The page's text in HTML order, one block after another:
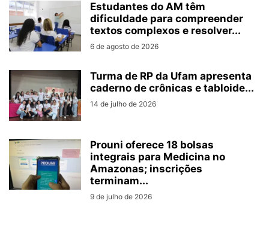
Estudantes do AM têm
dificuldade para compreender
textos complexos e resolver...
6 de agosto de 2026
Turma de RP da Ufam apresenta
caderno de crônicas e tabloide...
14 de julho de 2026
Prouni oferece 18 bolsas
integrais para Medicina no
Amazonas; inscrições
terminam...
9 de julho de 2026